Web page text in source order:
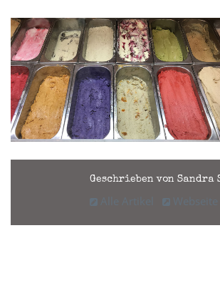
Geschrieben von Sandra
Alle Artikel Webseite